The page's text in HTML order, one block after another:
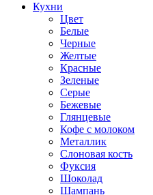
Кухни
Цвет
Белые
Черные
Желтые
Красные
Зеленые
Серые
Бежевые
Глянцевые
Кофе с молоком
Металлик
Слоновая кость
Фуксия
Шоколад
Шампань